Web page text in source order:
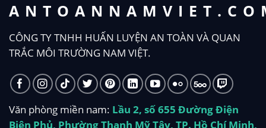
CÔNG TY TNHH HUẤN LUYỆN AN TOÀN VÀ QUAN
TRẮC MÔI TRƯỜNG NAM VIỆT.
Văn phòng miền nam: Lầu 2, số 655 Đường Điện
Biên Phủ, Phường Thạnh Mỹ Tây, TP. Hồ Chí Minh,